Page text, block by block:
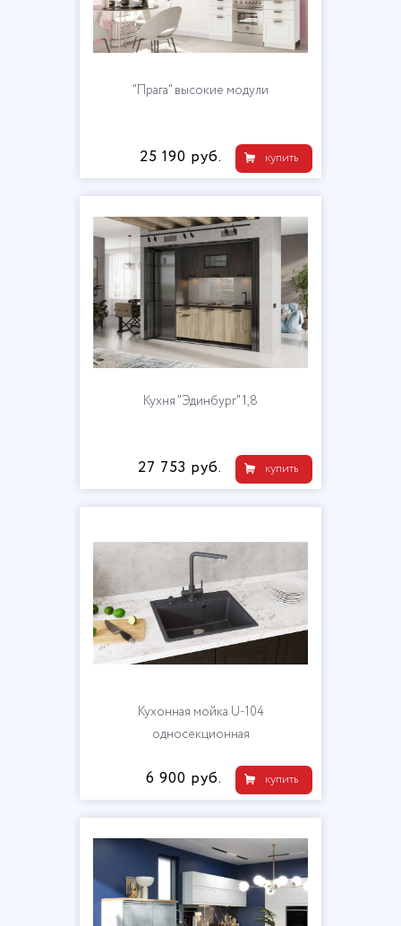
"Прага" высокие модули
купить
25 190 руб.
Кухня "Эдинбург" 1,8
купить
27 753 руб.
Кухонная мойка U-104
односекционная
купить
6 900 руб.